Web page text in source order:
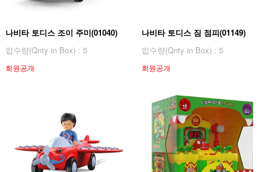
나비타 토디스 조이 주미(01040)
입수량(Qnty in Box) : 5
회원공개
나비타 토디스 짐 점피(01149)
입수량(Qnty in Box) : 5
회원공개